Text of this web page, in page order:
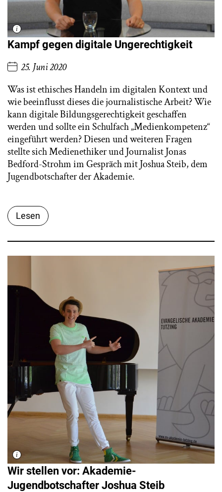
Kampf gegen digitale Ungerechtigkeit
25. Juni 2020
Was ist ethisches Handeln im digitalen Kontext und
wie beeinflusst dieses die journalistische Arbeit? Wie
kann digitale Bildungsgerechtigkeit geschaffen
werden und sollte ein Schulfach „Medienkompetenz“
eingeführt werden? Diesen und weiteren Fragen
stellte sich Medienethiker und Journalist Jonas
Bedford-Strohm im Gespräch mit Joshua Steib, dem
Jugendbotschafter der Akademie.
Lesen
Wir stellen vor: Akademie-
Jugendbotschafter Joshua Steib